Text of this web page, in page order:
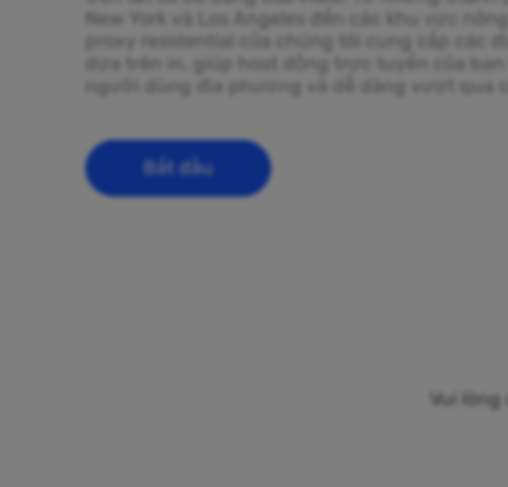
New York và Los Angeles đến các khu vực
proxy residential của chúng tôi cung cấp các
dựa trên in, giúp hoạt động trực tuyến của bạn
người dùng địa phương và dễ dàng vượt qua
Bắt đầu
Vui